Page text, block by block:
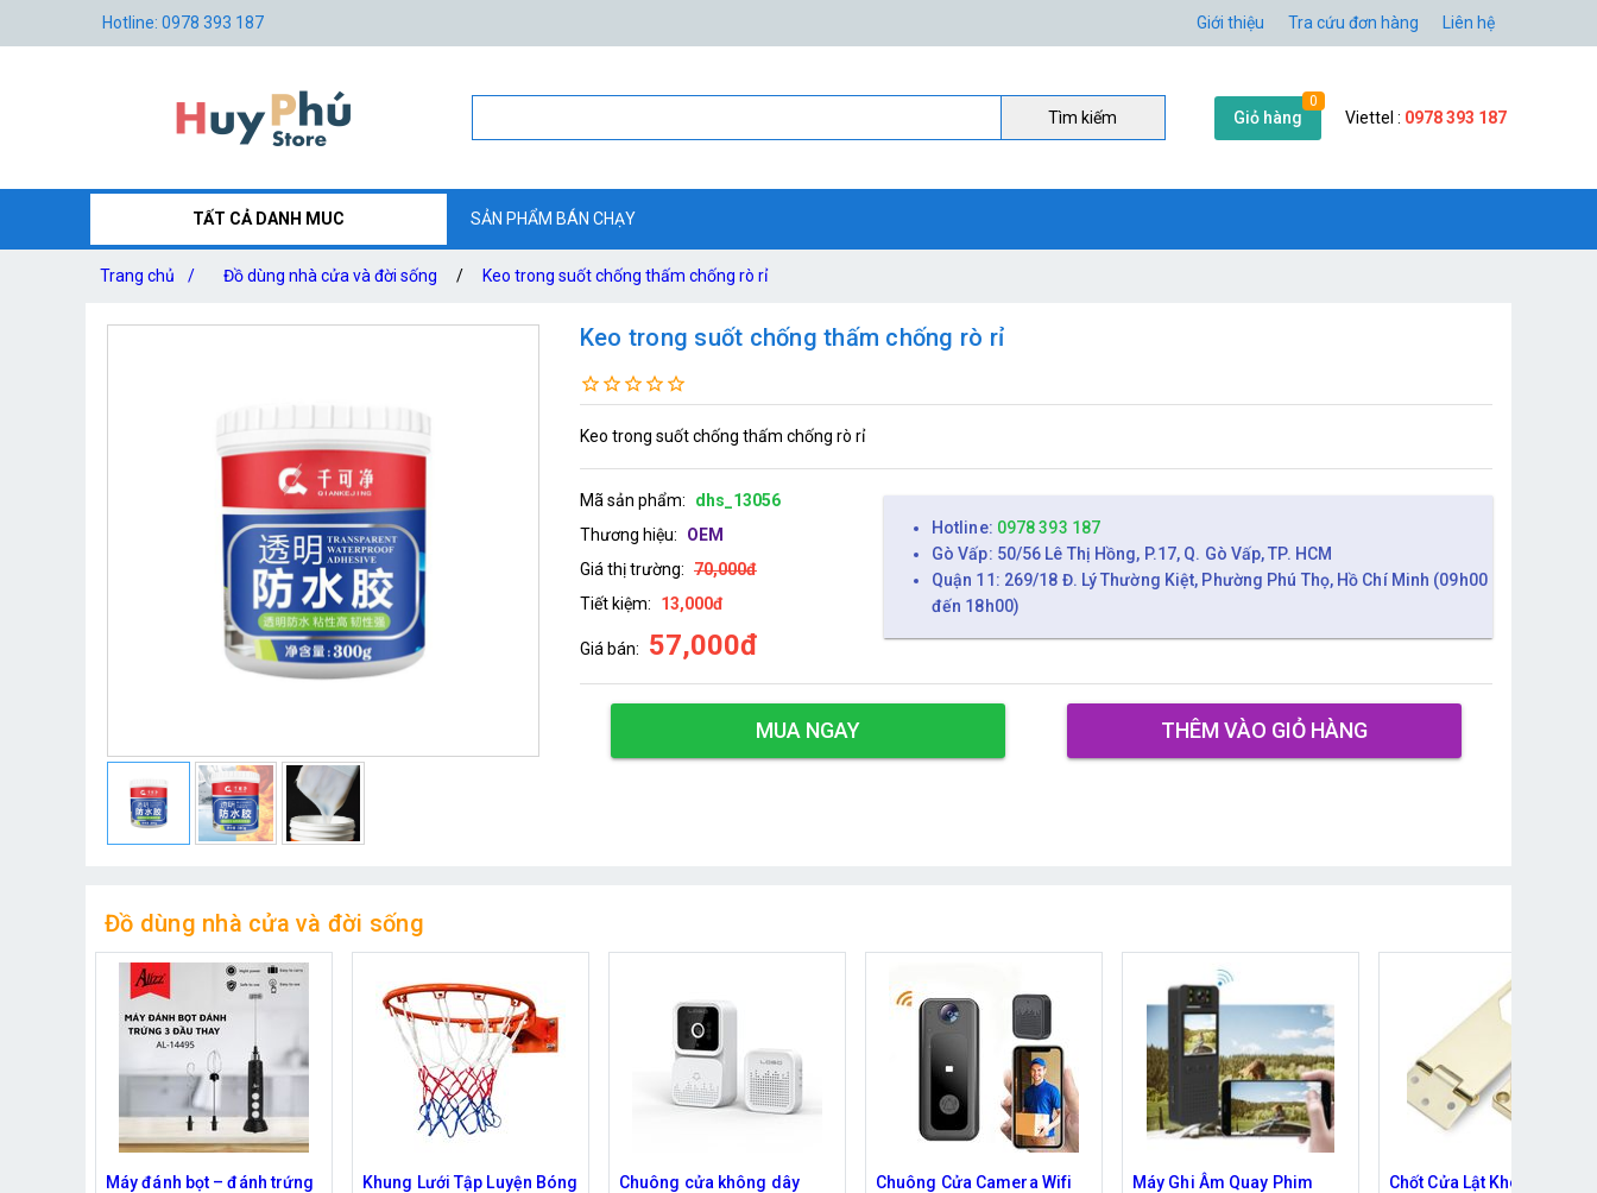
Hotline: 0978 393 187 Giới thiệu Tra cứu đơn hàng Liên hệ
Tìm kiếm Giỏ hàng
0
Viettel : 0978 393 187
TẤT CẢ DANH MUC SẢN PHẨM BÁN CHẠY
Trang chủ / Đồ dùng nhà cửa và đời sống / Keo trong suốt chống thấm chống rò rỉ
Keo trong suốt chống thấm chống rò rỉ
Keo trong suốt chống thấm chống rò rỉ
Mã sản phẩm:
dhs_13056
Thương hiệu:
OEM
Giá thị trường: 70,000đ
Tiết kiệm:
13,000đ
Giá bán: 57,000đ
Hotline: 0978 393 187
Gò Vấp: 50/56 Lê Thị Hồng, P.17, Q. Gò Vấp, TP. HCM
Quận 11: 269/18 Đ. Lý Thường Kiệt, Phường Phú Thọ, Hồ Chí Minh (09h00
đến 18h00)
MUA NGAY THÊM VÀO GIỎ HÀNG
Đồ dùng nhà cửa và đời sống
Máy đánh bọt – đánh trứng
Khung Lưới Tập Luyện Bóng
Chuông cửa không dây
Chuông Cửa Camera Wifi
Máy Ghi Âm Quay Phim
Chốt Cửa Lật Khóa Số Góc